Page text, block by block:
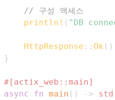
// 구성 액세스
println! ( "DB
HttpResponse :: Ok ( )
}
#[actix_web::main]
async
fn main ( ) -> std